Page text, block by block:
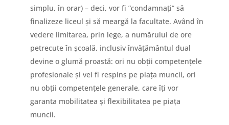
simplu, în orar) – deci, vor fi ”condamnați” să
finalizeze liceul și să meargă la facultate. Având în
vedere limitarea, prin lege, a numărului de ore
petrecute în școală, inclusiv învățământul dual
devine o glumă proastă: ori nu obții competențele
profesionale și vei fi respins pe piața muncii, ori
nu obții competențele generale, care îți vor
garanta mobilitatea și flexibilitatea pe piața
muncii.